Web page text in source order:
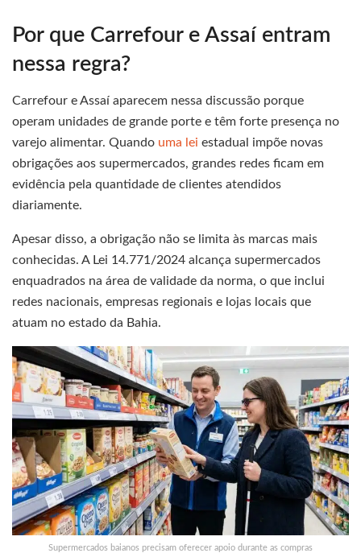
Por que Carrefour e Assaí entram
nessa regra?
Carrefour e Assaí aparecem nessa discussão porque
operam unidades de grande porte e têm forte presença no
varejo alimentar. Quando uma lei estadual impõe novas
obrigações aos supermercados, grandes redes ficam em
evidência pela quantidade de clientes atendidos
diariamente.
Apesar disso, a obrigação não se limita às marcas mais
conhecidas. A Lei 14.771/2024 alcança supermercados
enquadrados na área de validade da norma, o que inclui
redes nacionais, empresas regionais e lojas locais que
atuam no estado da Bahia.
Supermercados baianos precisam oferecer apoio durante as compras